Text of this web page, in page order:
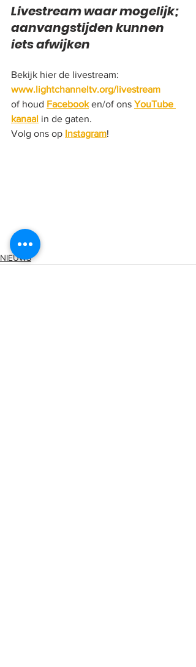
Livestream waar mogelijk;
aanvangstijden kunnen
iets afwijken
Bekijk hier de livestream:
www.lightchanneltv.org/livestream
of houd Facebook en/of ons YouTube
kanaal in de gaten.
Volg ons op Instagram!
NIEUWS